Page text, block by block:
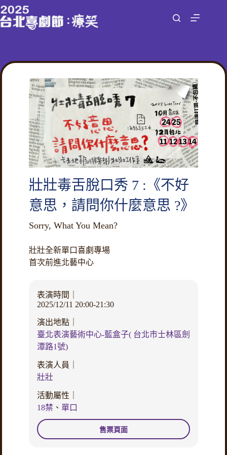
跳
至
容
壯壯毒舌脫口秀 7 :《不好
意思，請問你什麼意思 ?》
Sorry, What You Mean?
壯壯全新單口喜劇專場
首次前進北藝中心
表演時間｜
2025/12/11 20:00-21:30
演出地點｜
臺北表演藝術中心-藍盒子( 台北市士林區劍
潭路1號)
表演人員｜
壯壯
活動屬性｜
18禁 、 單口
售票頁面